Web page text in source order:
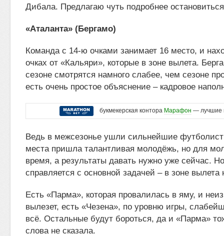
Дибала. Предлагаю чуть подробнее
«Аталанта» (Бергамо)
Команда с 14-ю очками занимает 16 место, и
очках от «Кальяри», которые в зоне вылета.
сезоне смотрятся намного слабее, чем сезоне
есть очень простое объяснение – кадровое
букмекерская контора Марафон — лучшие
Ведь в межсезонье ушли сильнейшие
места пришла талантливая молодёжь, но для
время, а результаты давать нужно уже сейчас.
справляется с основной задачей – в зоне вылета
Есть «Парма», которая провалилась в яму, и
вылезет, есть «Чезена», по уровню игры,
всё. Остальные будут бороться, да и «Парма»
слова не сказала.